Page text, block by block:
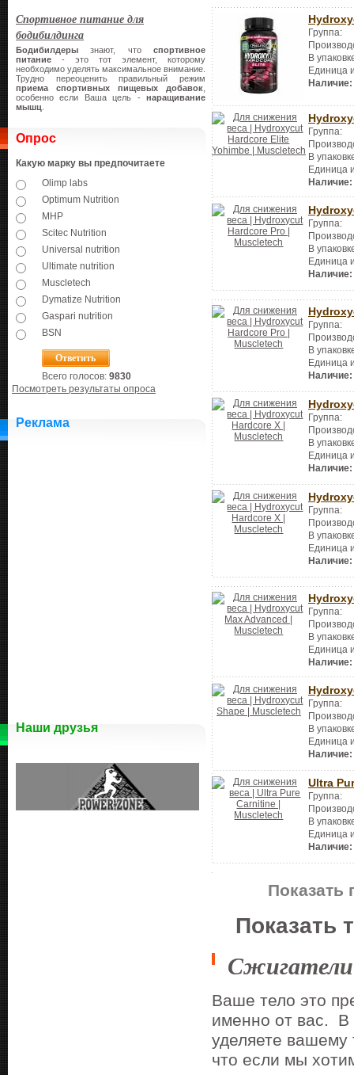
Спортивное питание для
бодибилдинга
Бодибилдеры знают, что спортивное
питание - это тот элемент, которому
необходимо уделять максимальное внимание.
Трудно переоценить правильный режим
приема спортивных пищевых добавок
особенно если Ваша цель - наращивание
мышц
Опрос
Какую марку вы предпочитаете
Olimp labs
Optimum Nutrition
MHP
Scitec Nutrition
Universal nutrition
Ultimate nutrition
Muscletech
Dymatize Nutrition
Gaspari nutrition
BSN
Всего голосов: 9830
Посмотреть результаты опроса
Реклама
Наши друзья
Группа:
В
Единица
Наличие:
Группа:
В
Единица
Наличие:
Группа:
В
Единица
Наличие:
Группа:
В
Единица
Наличие:
Группа:
В
Единица
Наличие:
Группа:
В
Единица
Наличие:
Группа:
В
Единица
Наличие:
Группа:
В
Единица
Наличие:
Ultra
Группа:
В
Единица
Наличие:
Показать
Показать
Ваше тело это
именно от вас. В
уделяете вашему
что если мы